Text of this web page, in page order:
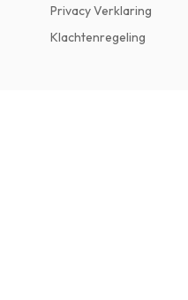
Privacy Verklaring
Klachtenregeling